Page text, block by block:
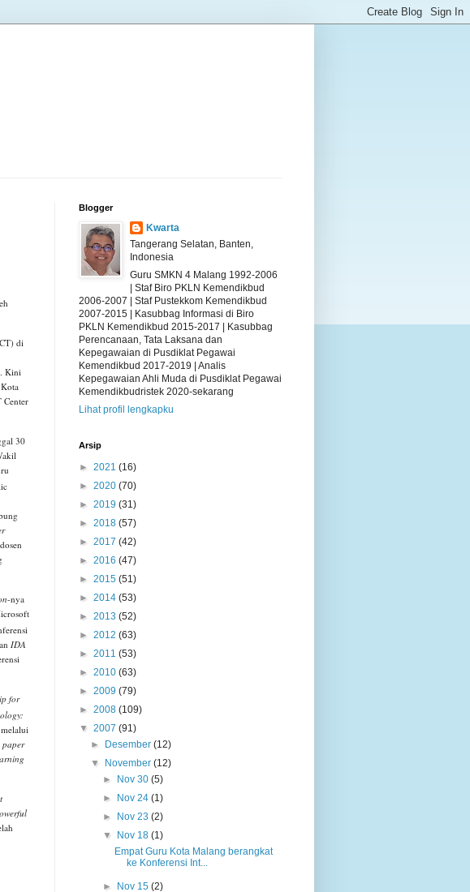
di
Kini
Center
30
-nya
IDA
for
melalui
paper
Blogger
Kwarta
Tangerang Selatan, Banten,
Indonesia
Guru SMKN 4 Malang 1992-2006
| Staf Biro PKLN Kemendikbud
2006-2007 | Staf Pustekkom Kemendikbud
2007-2015 | Kasubbag Informasi di Biro
PKLN Kemendikbud 2015-2017 | Kasubbag
Perencanaan, Tata Laksana dan
Kepegawaian di Pusdiklat Pegawai
Kemendikbud 2017-2019 | Analis
Kepegawaian Ahli Muda di Pusdiklat Pegawai
Kemendikbudristek 2020-sekarang
Lihat profil lengkapku
Arsip
► 2021 (16)
► 2020 (70)
► 2019 (31)
► 2018 (57)
► 2017 (42)
► 2016 (47)
► 2015 (51)
► 2014 (53)
► 2013 (52)
► 2012 (63)
► 2011 (53)
► 2010 (63)
► 2009 (79)
► 2008 (109)
▼ 2007 (91)
►
Desember(12)
▼
November(12)
►
Nov 30 (5)
►
Nov 24 (1)
►
Nov 23 (2)
▼
Nov 18 (1)
Empat Guru Kota Malang berangkat
ke Konferensi Int...
► Nov 15 (2)